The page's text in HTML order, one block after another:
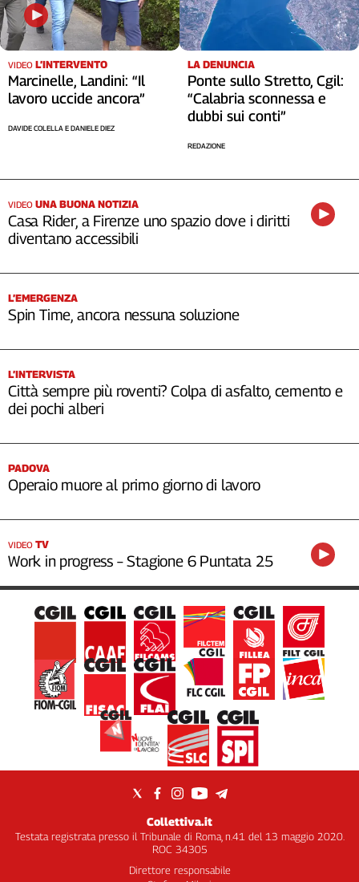
VIDEO L’INTERVENTO
Marcinelle, Landini: “Il
lavoro uccide ancora”
DAVIDE COLELLA E DANIELE DIEZ
LA DENUNCIA
Ponte sullo Stretto, Cgil:
“Calabria sconnessa e
dubbi sui conti”
REDAZIONE
VIDEO UNA BUONA NOTIZIA
Casa Rider, a Firenze uno spazio dove i diritti
diventano accessibili
L’EMERGENZA
Spin Time, ancora nessuna soluzione
L’INTERVISTA
Città sempre più roventi? Colpa di asfalto, cemento e
dei pochi alberi
PADOVA
Operaio muore al primo giorno di lavoro
VIDEO TV
Work in progress – Stagione 6 Puntata 25
Collettiva.it
Testata registrata presso il Tribunale di Roma, n.41 del 13 maggio 2020.
ROC 34305
Direttore responsabile